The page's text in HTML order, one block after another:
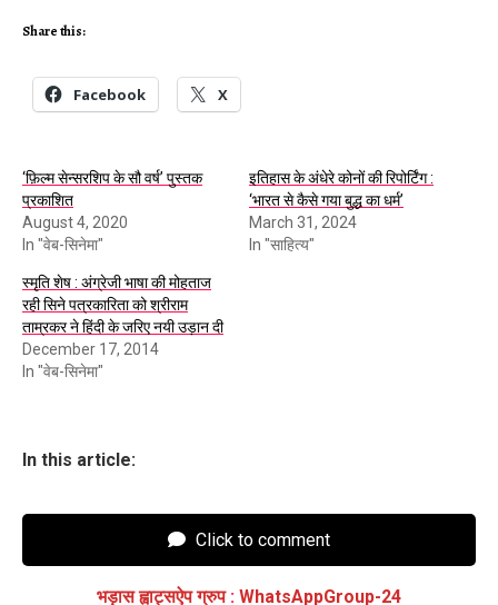
Share this:
Facebook X
‘फ़िल्म सेन्सरशिप के सौ वर्ष’ पुस्तक
प्रकाशित
August 4, 2020
In "वेब-सिनेमा"
इतिहास के अंधेरे कोनों की रिपोर्टिंग :
‘भारत से कैसे गया बुद्ध का धर्म’
March 31, 2024
In "साहित्य"
स्मृति शेष : अंग्रेजी भाषा की मोहताज
रही सिने पत्रकारिता को श्रीराम
ताम्रकर ने हिंदी के जरिए नयी उड़ान दी
December 17, 2014
In "वेब-सिनेमा"
In this article:
Click to comment
भड़ास ह्वाट्सऐप ग्रुप : WhatsAppGroup-24